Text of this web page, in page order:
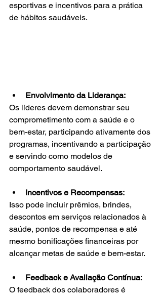
esportivas e incentivos para a prática
de hábitos saudáveis.
Envolvimento da Liderança:
Os líderes devem demonstrar seu
comprometimento com a saúde e o
bem-estar, participando ativamente dos
programas, incentivando a participação
e servindo como modelos de
comportamento saudável.
Incentivos e Recompensas:
Isso pode incluir prêmios, brindes,
descontos em serviços relacionados à
saúde, pontos de recompensa e até
mesmo bonificações financeiras por
alcançar metas de saúde e bem-estar.
Feedback e Avaliação Contínua:
O feedback dos colaboradores é